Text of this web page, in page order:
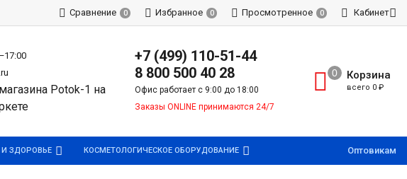
Сравнение 0 Избранное 0 Просмотренное 0 Кабинет
+7 (499) 110-51-44
8 800 500 40 28
Офис работает с 9:00 до 18:00
Заказы ONLINE принимаются 24/7
Корзина
всего 0 ₽
И ЗДОРОВЬЕ КОСМЕТОЛОГИЧЕСКОЕ ОБОРУДОВАНИЕ Оптовикам